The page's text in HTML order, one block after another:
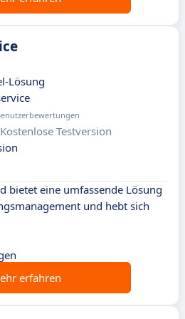
Lösung
Kostenlose Testversion
bietet eine umfassende Lösung
und hebt sich
erfahren